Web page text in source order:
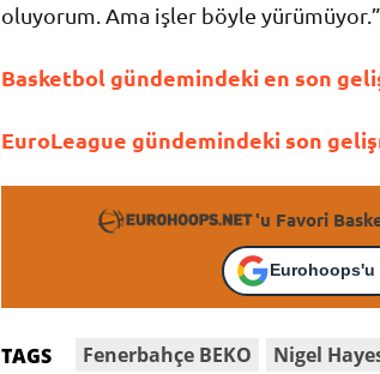
oluyorum. Ama işler böyle yürümüyor.”
Basketbol gündemindeki en son
EuroLeague gündemindeki son
'u Favori
Eurohoops'u
TAGS Fenerbahçe BEKO Nigel